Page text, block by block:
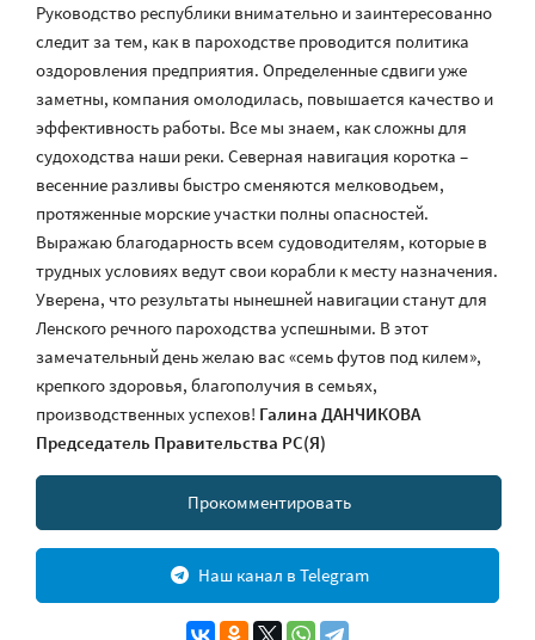
Руководство республики внимательно и заинтересованно
следит за тем, как в пароходстве проводится политика
оздоровления предприятия. Определенные сдвиги уже
заметны, компания омолодилась, повышается качество и
эффективность работы. Все мы знаем, как сложны для
судоходства наши реки. Северная навигация коротка –
весенние разливы быстро сменяются мелководьем,
протяженные морские участки полны опасностей.
Выражаю благодарность всем судоводителям, которые в
трудных условиях ведут свои корабли к месту назначения.
Уверена, что результаты нынешней навигации станут для
Ленского речного пароходства успешными. В этот
замечательный день желаю вас «семь футов под килем»,
крепкого здоровья, благополучия в семьях,
производственных успехов! Галина ДАНЧИКОВА
Председатель Правительства РС(Я)
Прокомментировать
Наш канал в Telegram